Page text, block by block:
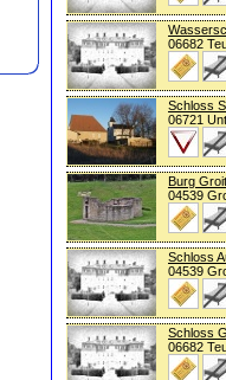
06682
Schloss
06721
Burg
04539
Schloss
04539
Schloss
06682